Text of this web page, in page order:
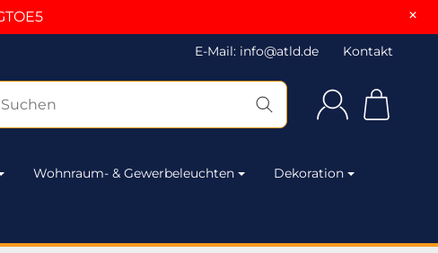
×
E-Mail: info@atld.de Kontakt
Wohnraum- & Gewerbeleuchten Dekoration